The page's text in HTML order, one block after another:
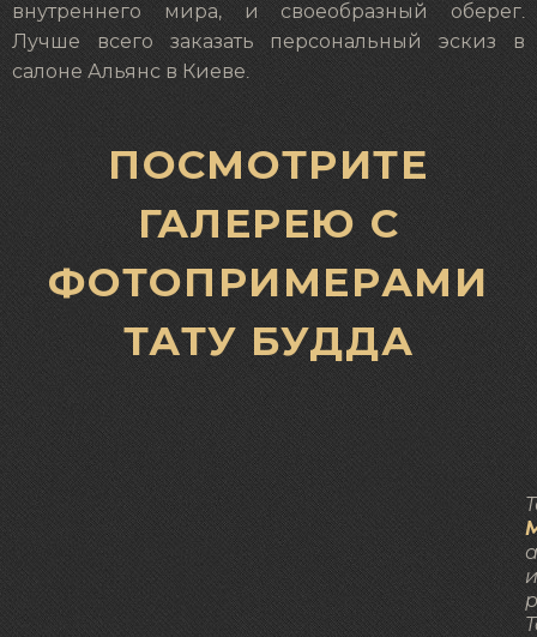
внутреннего мира, и своеобразный оберег.
Лучше всего заказать персональный эскиз в
салоне Альянс в Киеве.
ПОСМОТРИТЕ
ГАЛЕРЕЮ С
ФОТОПРИМЕРАМИ
ТАТУ БУДДА
и